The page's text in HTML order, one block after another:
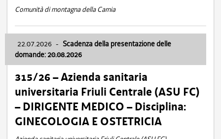
Comunità di montagna della Carnia
22.07.2026 - Scadenza della presentazione delle
domande: 20.08.2026
315/26 – Azienda sanitaria
universitaria Friuli Centrale (ASU FC)
– DIRIGENTE MEDICO – Disciplina:
GINECOLOGIA E OSTETRICIA